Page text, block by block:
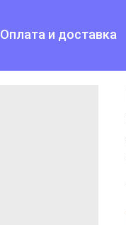
Оплата и доставка